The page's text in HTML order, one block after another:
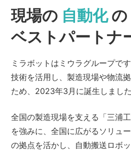
現場の 自動化 の
ベストパートナ
ミラボットはミウラグループで
技術を活用し、製造現場や物流
ため、2023年3月に誕生しました
全国の製造現場を支える「三浦
を強みに、全国に広がるソリュ
の拠点を活かし、自動搬送ロボ